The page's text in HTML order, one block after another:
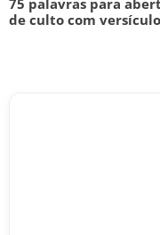
75 palavras para
de culto com